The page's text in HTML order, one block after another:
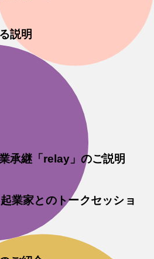
説明
承継「relay」のご説明
業家とのトークセッショ